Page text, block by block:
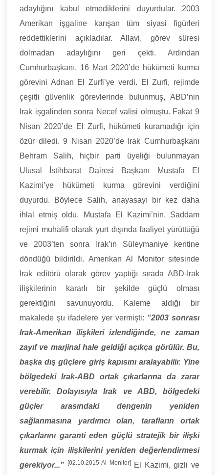
adaylığını kabul etmediklerini duyurdular. 2003
Amerikan işgaline karışan tüm siyasi figürleri
reddettiklerini açıkladılar. Allavi, görev süresi
dolmadan adaylığını geri çekti. Ardından
Cumhurbaşkanı, 16 Mart 2020’de hükümeti kurma
görevini Adnan El Zurfi’ye verdi. El Zurfi, rejimde
çeşitli güvenlik görevlerinde bulunmuş, ABD’nin
Irak işgalinden sonra Necef valisi olmuştu. Fakat 9
Nisan 2020’de El Zurfi, hükümeti kuramadığı için
özür diledi. 9 Nisan 2020’de Irak Cumhurbaşkanı
Behram Salih, hiçbir parti üyeliği bulunmayan
Ulusal İstihbarat Dairesi Başkanı Mustafa El
Kazimi’ye hükümeti kurma görevini verdiğini
duyurdu. Böylece Salih, anayasayı bir kez daha
ihlal etmiş oldu. Mustafa El Kazimi’nin, Saddam
rejimi muhalifi olarak yurt dışında faaliyet yürüttüğü
ve 2003’ten sonra Irak’ın Süleymaniye kentine
döndüğü bildirildi. Amerikan Al Monitor sitesinde
Irak editörü olarak görev yaptığı sırada ABD-Irak
ilişkilerinin kararlı bir şekilde güçlü olması
gerektiğini savunuyordu. Kaleme aldığı bir
makalede şu ifadelere yer vermişti: “2003 sonrası
Irak-Amerikan ilişkileri izlendiğinde, ne zaman
zayıf ve marjinal hale geldiği açıkça görülür. Bu,
başka dış güçlere giriş kapısını aralayabilir. Yine
bölgedeki Irak-ABD ortak çıkarlarına da zarar
verebilir. Dolayısıyla Irak ve ABD, bölgedeki
güçler arasındaki dengenin yeniden
sağlanmasına yardımcı olan, tarafların ortak
çıkarlarını garanti eden güçlü stratejik bir ilişki
kurmak için ilişkilerini yeniden değerlendirmesi
gerekiyor...”
[02.10.2015 Al Monitor]El Kazimi, gizli ve